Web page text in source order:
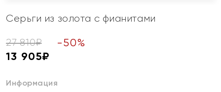
Серьги из золота с фианитами
27 810₽ -50%
13 905₽
Информация